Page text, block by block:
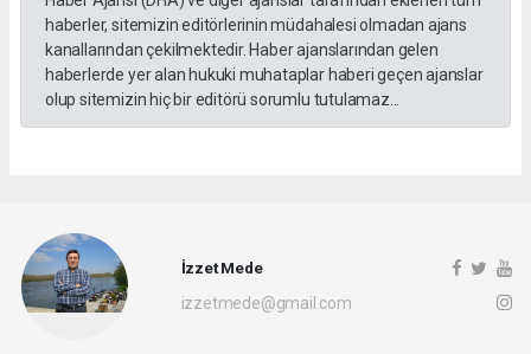
haberler, sitemizin editörlerinin müdahalesi olmadan ajans
kanallarından çekilmektedir. Haber ajanslarından gelen
haberlerde yer alan hukuki muhataplar haberi geçen ajanslar
olup sitemizin hiç bir editörü sorumlu tutulamaz...
İzzet Mede
izzetmede@gmail.com